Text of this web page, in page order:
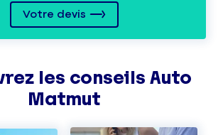
Votre devis
les conseils Auto
Matmut